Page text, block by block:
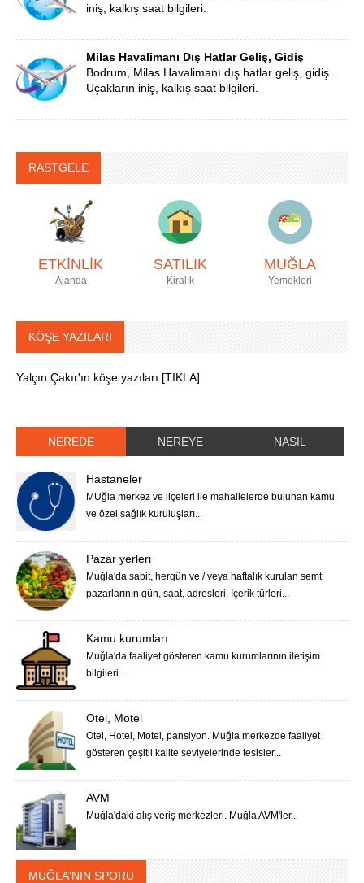
iniş, kalkış saat bilgileri.
Milas Havalimanı Dış Hatlar Geliş, Gidiş
Bodrum, Milas Havalimanı dış hatlar geliş, gidiş...
Uçakların iniş, kalkış saat bilgileri.
RASTGELE
ETKİNLİK
Ajanda
SATILIK
Kiralık
MUĞLA
Yemekleri
KÖŞE YAZILARI
Yalçın Çakır'ın köşe yazıları [TIKLA]
NEREDE NEREYE NASIL
Hastaneler
MUğla merkez ve ilçeleri ile mahallelerde bulunan kamu
ve özel sağlık kuruluşları...
Pazar yerleri
Muğla'da sabit, hergün ve / veya haftalık kurulan semt
pazarlarının gün, saat, adresleri. İçerik türleri...
Kamu kurumları
Muğla'da faaliyet gösteren kamu kurumlarının iletişim
bilgileri...
Otel, Motel
Otel, Hotel, Motel, pansiyon. Muğla merkezde faaliyet
gösteren çeşitli kalite seviyelerinde tesisler...
AVM
Muğla'daki alış veriş merkezleri. Muğla AVM'ler...
MUĞLA'NIN SPORU